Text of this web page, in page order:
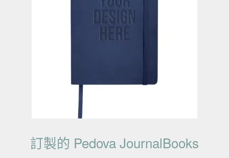
訂製的 Pedova JournalBooks